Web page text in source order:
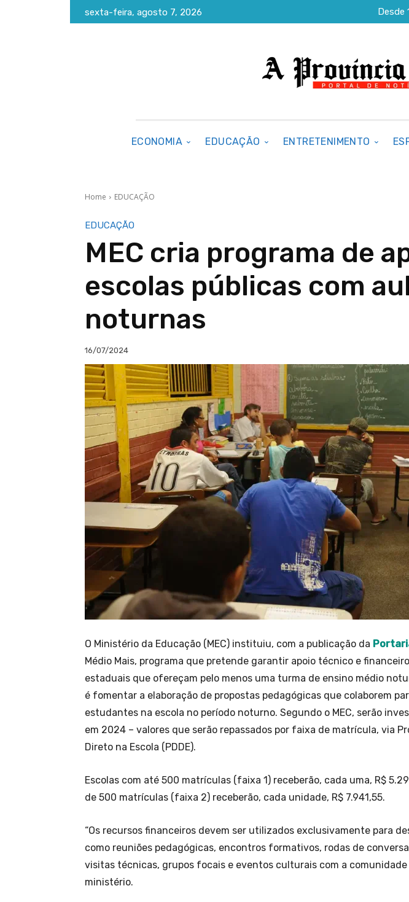
sexta-feira, agosto 7, 2026 Desde
ECONOMIA EDUCAÇÃO ENTRETENIMENTO
Home EDUCAÇÃO
EDUCAÇÃO
MEC cria programa de
escolas públicas com
noturnas
16/07/2024
O Ministério da Educação (MEC) instituiu, com a publicação da
Médio Mais, programa que pretende garantir apoio técnico e
estaduais que ofereçam pelo menos uma turma de ensino médio
é fomentar a elaboração de propostas pedagógicas que colaborem
estudantes na escola no período noturno. Segundo o MEC, serão
em 2024 – valores que serão repassados por faixa de matrícula, via
Direto na Escola (PDDE).
Escolas com até 500 matrículas (faixa 1) receberão, cada uma, R$
de 500 matrículas (faixa 2) receberão, cada unidade, R$ 7.941,55.
“Os recursos financeiros devem ser utilizados exclusivamente para
como reuniões pedagógicas, encontros formativos, rodas de
visitas técnicas, grupos focais e eventos culturais com a comunidade
ministério.